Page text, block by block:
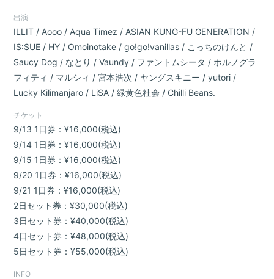
Room MAGAZINE
App
会員登録 ログイン
出演
ILLIT / Aooo / Aqua Timez / ASIAN KUNG-FU GENERATION /
IS:SUE / HY / Omoinotake / go!go!vanillas / こっちのけんと /
Saucy Dog / なとり / Vaundy / ファントムシータ / ポルノグラ
フィティ / マルシィ / 宮本浩次 / ヤングスキニー / yutori /
Lucky Kilimanjaro / LiSA / 緑黄色社会 / Chilli Beans.
チケット
9/13 1日券：¥16,000(税込)
9/14 1日券：¥16,000(税込)
9/15 1日券：¥16,000(税込)
9/20 1日券：¥16,000(税込)
9/21 1日券：¥16,000(税込)
2日セット券：¥30,000(税込)
3日セット券：¥40,000(税込)
4日セット券：¥48,000(税込)
5日セット券：¥55,000(税込)
INFO